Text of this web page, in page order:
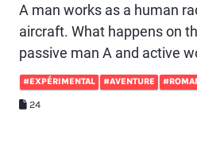
A man works as a human
aircraft. What happens on
passive man A and active
#EXPÉRIMENTAL #AVENTURE
24